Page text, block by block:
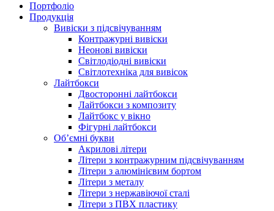
Портфоліо
Продукція
Вивіски з підсвічуванням
Контражурні вивіски
Неонові вивіски
Світлодіодні вивіски
Світлотехніка для вивісок
Лайтбокси
Двосторонні лайтбокси
Лайтбокси з композиту
Лайтбокс у вікно
Фігурні лайтбокси
Об’ємні букви
Акрилові літери
Літери з контражурним підсвічуванням
Літери з алюмінієвим бортом
Літери з металу
Літери з нержавіючої сталі
Літери з ПВХ пластику